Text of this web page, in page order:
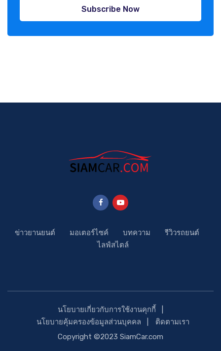
Subscribe Now
ข่าวยานยนต์ มอเตอร์ไซค์ บทความ
รีวิวรถยนต์
ไลฟ์สไตล์
นโยบายเกี่ยวกับการใช้งานคุกกี้
นโยบายคุ้มครองข้อมูลส่วนบุคคล
ติดตามเรา
Copyright ©2023 SiamCar.com